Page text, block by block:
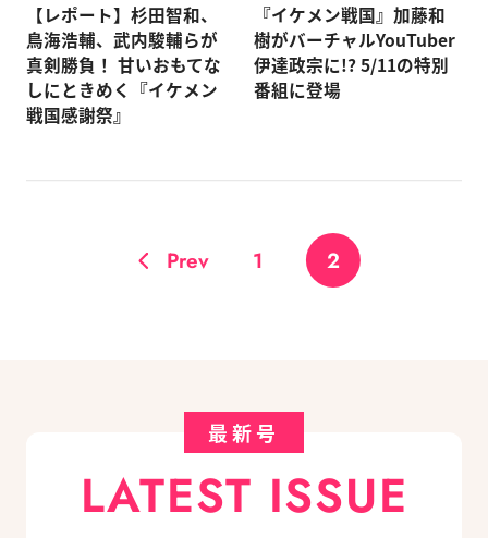
【レポート】杉田智和、
鳥海浩輔、武内駿輔らが
真剣勝負！ 甘いおもてな
しにときめく『イケメン
戦国感謝祭』
『イケメン戦国』加藤和
樹がバーチャルYouTuber
伊達政宗に!? 5/11の特別
番組に登場
Prev 1 2
最新号
LATEST ISSUE